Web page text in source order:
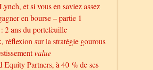
et si vous en saviez assez
en bourse – partie 1
2 ans du portefeuille
réflexion sur la stratégie gourous
value
Equity Partners, à 40 % de ses